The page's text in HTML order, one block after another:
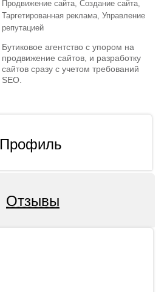
Продвижение сайта, Создание сайта,
Таргетированная реклама, Управление
репутацией
Бутиковое агентство с упором на
продвижение сайтов, и разработку
сайтов сразу с учетом требований
SEO.
Профиль
Отзывы